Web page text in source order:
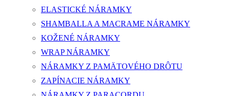
ELASTICKÉ NÁRAMKY
SHAMBALLA A MACRAME NÁRAMKY
KOŽENÉ NÁRAMKY
WRAP NÁRAMKY
NÁRAMKY Z PAMÄTOVÉHO DRÔTU
ZAPÍNACIE NÁRAMKY